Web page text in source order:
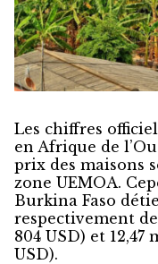
Les chiffres
en Afrique de
prix des maisons
zone UEMOA.
Burkina Faso
respectivement
804 USD) et 12,47
USD).